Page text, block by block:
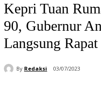
Kepri Tuan
90, Gubernur
Langsung Rapat
By Redaksi 03/07/2023